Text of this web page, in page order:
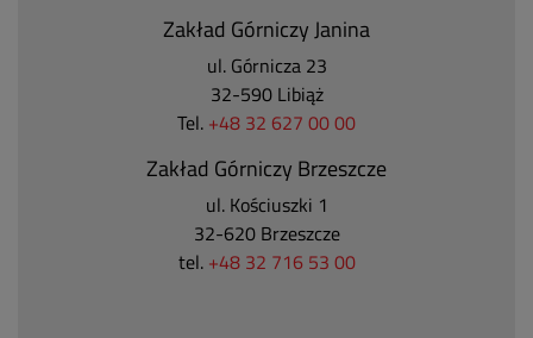
Zakład Górniczy Janina
ul. Górnicza 23
32-590 Libiąż
Tel. +48 32 627 00 00
Zakład Górniczy Brzeszcze
ul. Kościuszki 1
32-620 Brzeszcze
tel. +48 32 716 53 00